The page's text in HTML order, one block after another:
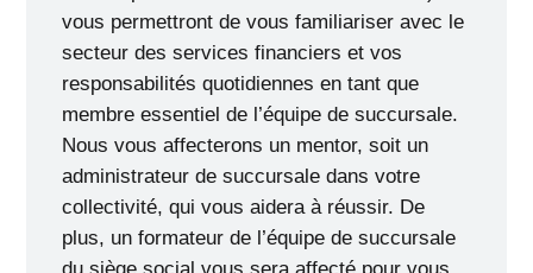
vous permettront de vous familiariser avec le
secteur des services financiers et vos
responsabilités quotidiennes en tant que
membre essentiel de l’équipe de succursale.
Nous vous affecterons un mentor, soit un
administrateur de succursale dans votre
collectivité, qui vous aidera à réussir. De
plus, un formateur de l’équipe de succursale